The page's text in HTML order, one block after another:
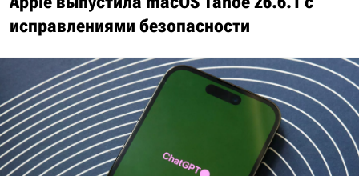
исправлениями безопасности